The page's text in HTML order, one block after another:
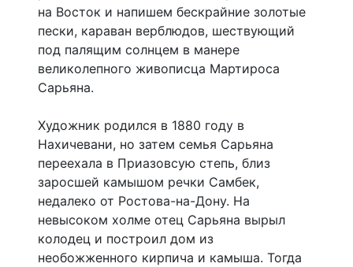
на Восток и напишем бескрайние золотые
пески, караван верблюдов, шествующий
под палящим солнцем в манере
великолепного живописца Мартироса
Сарьяна.
Художник родился в 1880 году в
Нахичевани, но затем семья Сарьяна
переехала в Приазовсую степь, близ
заросшей камышом речки Самбек,
недалеко от Ростова-на-Дону. На
невысоком холме отец Сарьяна вырыл
колодец и построил дом из
необожженного кирпича и камыша. Тогда